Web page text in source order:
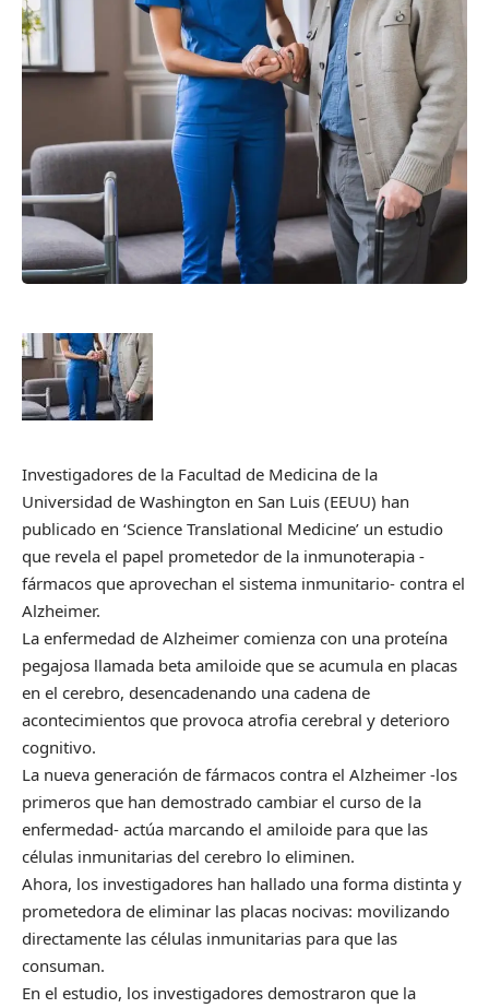
Investigadores de la Facultad de Medicina de la
Universidad de Washington en San Luis (EEUU) han
publicado en ‘Science Translational Medicine’ un estudio
que revela el papel prometedor de la inmunoterapia -
fármacos que aprovechan el sistema inmunitario- contra el
Alzheimer.
La enfermedad de Alzheimer comienza con una proteína
pegajosa llamada beta amiloide que se acumula en placas
en el cerebro, desencadenando una cadena de
acontecimientos que provoca atrofia cerebral y deterioro
cognitivo.
La nueva generación de fármacos contra el Alzheimer -los
primeros que han demostrado cambiar el curso de la
enfermedad- actúa marcando el amiloide para que las
células inmunitarias del cerebro lo eliminen.
Ahora, los investigadores han hallado una forma distinta y
prometedora de eliminar las placas nocivas: movilizando
directamente las células inmunitarias para que las
consuman.
En el estudio, los investigadores demostraron que la